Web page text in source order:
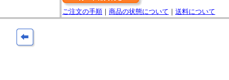
ご注文の手順 ｜ 商品の状態について ｜ 送料について